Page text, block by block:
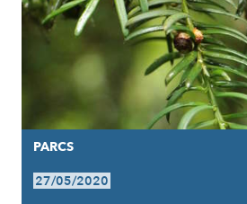
PARCS
27/05/2020